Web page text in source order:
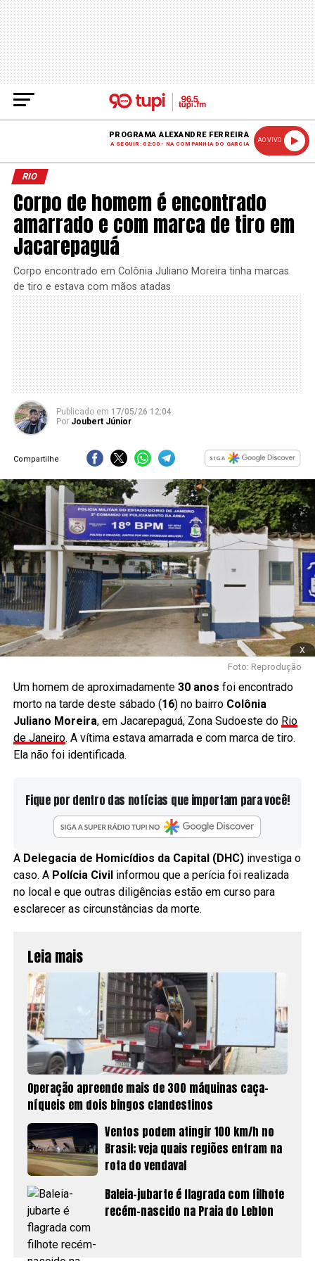
PROGRAMA ALEXANDRE FERREIRA
A SEGUIR: 02:00 - NA COMPANHIA DO GARCIA
AO VIVO
RIO
Corpo de homem é encontrado
amarrado e com marca de tiro em
Jacarepaguá
Corpo encontrado em Colônia Juliano Moreira tinha marcas
de tiro e estava com mãos atadas
Publicado em 17/05/26 12:04
Por Joubert Júnior
Compartilhe
x
Foto: Reprodução
Um homem de aproximadamente 30 anos foi encontrado
morto na tarde deste sábado (16) no bairro Colônia
Juliano Moreira, em Jacarepaguá, Zona Sudoeste do Rio
de Janeiro. A vítima estava amarrada e com marca de tiro.
Ela não foi identificada.
Fique por dentro das notícias que importam para você!
A Delegacia de Homicídios da Capital (DHC)investiga o
caso. A Polícia Civilinformou que a perícia foi realizada
no local e que outras diligências estão em curso para
esclarecer as circunstâncias da morte.
Leia mais
Operação apreende mais de 300 máquinas caça-
níqueis em dois bingos clandestinos
Ventos podem atingir 100 km/h no
Brasil; veja quais regiões entram na
rota do vendaval
Baleia-jubarte é flagrada com filhote
recém-nascido na Praia do Leblon